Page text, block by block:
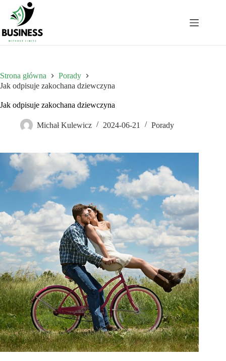
Przejdź
treści
Strona główna
Porady
Jak odpisuje zakochana dziewczyna
Jak odpisuje zakochana dziewczyna
Michał Kulewicz 2024-06-21 Porady